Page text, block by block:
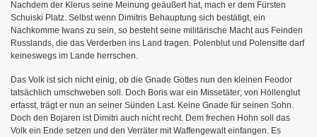
Nachdem der Klerus seine Meinung geäußert hat, mach er dem Fürsten
Schuiski Platz. Selbst wenn Dimitris Behauptung sich bestätigt, ein
Nachkomme Iwans zu sein, so besteht seine militärische Macht aus Feinden
Russlands, die das Verderben ins Land tragen. Polenblut und Polensitte darf
keineswegs im Lande herrschen.
Das Volk ist sich nicht einig, ob die Gnade Gottes nun den kleinen Feodor
tatsächlich umschweben soll. Doch Boris war ein Missetäter; von Höllenglut
erfasst, trägt er nun an seiner Sünden Last. Keine Gnade für seinen Sohn.
Doch den Bojaren ist Dimitri auch nicht recht. Dem frechen Hohn soll das
Volk ein Ende setzen und den Verräter mit Waffengewalt einfangen. Es